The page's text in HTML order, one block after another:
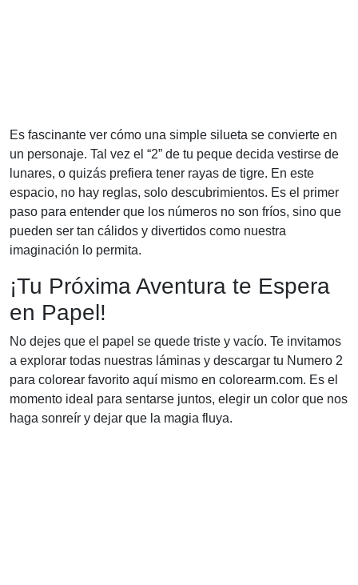
Es fascinante ver cómo una simple silueta se convierte en
un personaje. Tal vez el “2” de tu peque decida vestirse de
lunares, o quizás prefiera tener rayas de tigre. En este
espacio, no hay reglas, solo descubrimientos. Es el primer
paso para entender que los números no son fríos, sino que
pueden ser tan cálidos y divertidos como nuestra
imaginación lo permita.
¡Tu Próxima Aventura te Espera
en Papel!
No dejes que el papel se quede triste y vacío. Te invitamos
a explorar todas nuestras láminas y descargar tu Numero 2
para colorear favorito aquí mismo en colorearm.com. Es el
momento ideal para sentarse juntos, elegir un color que nos
haga sonreír y dejar que la magia fluya.